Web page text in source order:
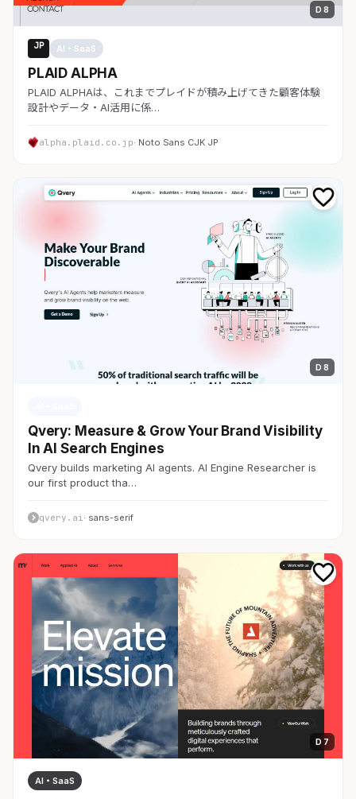
D 8
JP AI・SaaS
PLAID ALPHA
PLAID ALPHAは、これまでプレイドが積み上げてきた顧客体験
設計やデータ・AI活用に係…
alpha.plaid.co.jp· Noto Sans CJK JP
D 8
Qvery: Measure & Grow Your Brand Visibility
In AI Search Engines
Qvery builds marketing AI agents. AI Engine Researcher is
our first product tha…
qvery.ai · sans-serif
D 7
AI・SaaS